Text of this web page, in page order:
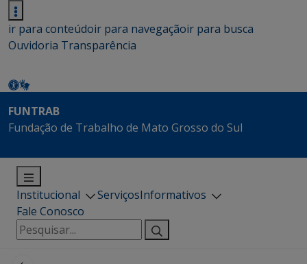
ir para conteúdoir para navegaçãoir para busca
Ouvidoria Transparência
FUNTRAB
Fundação de Trabalho de Mato Grosso do Sul
Institucional ServiçosInformativos
Fale Conosco
Pesquisar
por: